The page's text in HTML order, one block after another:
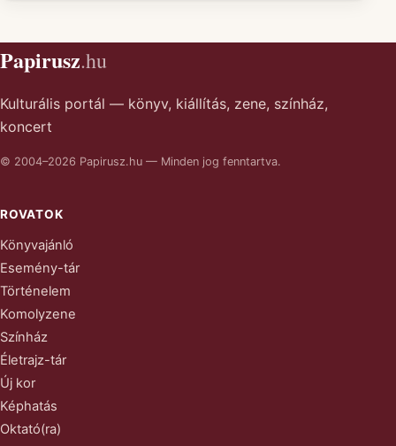
Papirusz.hu
Kulturális portál — könyv, kiállítás, zene, színház,
koncert
© 2004–2026 Papirusz.hu — Minden jog fenntartva.
ROVATOK
Könyvajánló
Esemény-tár
Történelem
Komolyzene
Színház
Életrajz-tár
Új kor
Képhatás
Oktató(ra)